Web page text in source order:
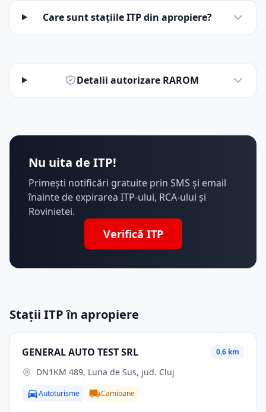
Care sunt stațiile ITP din apropiere?
Detalii autorizare RAROM
Nu uita de ITP!
Primești notificări gratuite prin SMS și email
înainte de expirarea ITP-ului, RCA-ului și
Rovinietei.
Verifică ITP
Stații ITP în apropiere
GENERAL AUTO TEST SRL 0.6 km
DN1KM 489, Luna de Sus, jud. Cluj
Autoturisme Camioane